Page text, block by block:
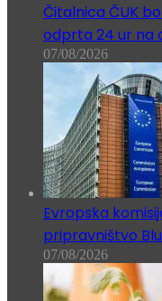
Čitalnica ČUK
odprta 24 ur na
07/08/2026
Evropska
pripravništvo
07/08/2026